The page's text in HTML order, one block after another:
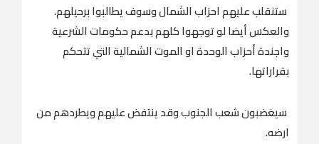
ستنقلب عليهم احزاب الشمال وسوف يطالبوا برحيلهم.
والعكس أيضا لو توجهوا كلهم بدعم حكومات الشرعية
واجندة أحزاب الوحدة او الموت الشمالية التي تتحكم
بقراراتها.
سيغضبون شعب الجنوب وقد ينتفض عليهم ويطردهم من
ارضه.